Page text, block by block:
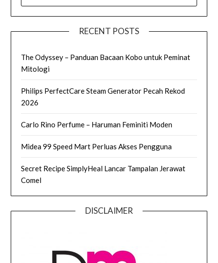
RECENT POSTS
The Odyssey – Panduan Bacaan Kobo untuk Peminat
Mitologi
Philips PerfectCare Steam Generator Pecah Rekod
2026
Carlo Rino Perfume – Haruman Feminiti Moden
Midea 99 Speed Mart Perluas Akses Pengguna
Secret Recipe SimplyHeal Lancar Tampalan Jerawat
Comel
DISCLAIMER